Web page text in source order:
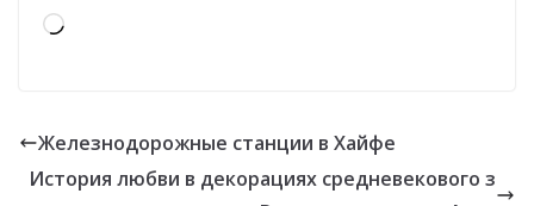
Загрузка…
Железнодорожные станции в Хайфе
История любви в декорациях средневекового з